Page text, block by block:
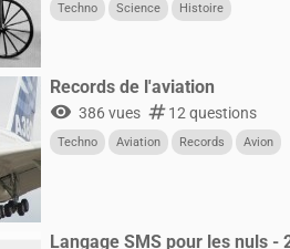
Techno Science Histoire
Records de l'aviation
visibility 386 vues numbers12 questions
Techno Aviation Records Avion
Langage SMS pour les nuls -